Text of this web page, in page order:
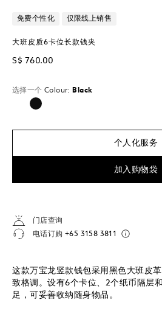
免费个性化 仅限线上销售
大班皮质6卡位长款钱夹
S$ 760.00
选择一个 Colour: Black
已选择
个人化服务
加入购物袋
门店查询
电话订购 +65 3158 3811
这款万宝龙竖款钱包采用黑色大班皮
致格调。设有6个卡位、2个纸币隔层
足，可妥善收纳随身物品。